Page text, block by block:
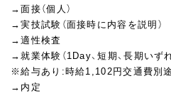
→面接（個人）
→実技試験（面接時に内容を説明）
→適性検査
→就業体験（1Day、短期、長期いず
※給与あり:時給1,102円交通費別
→内定